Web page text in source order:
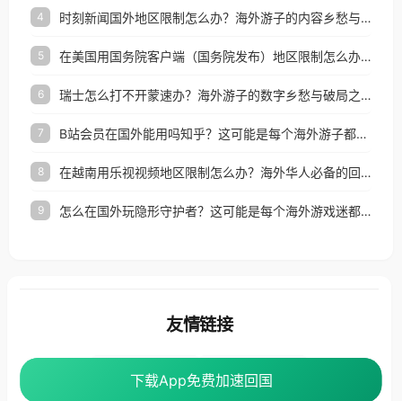
4 时刻新闻国外地区限制怎么办？海外游子的内容乡愁与破局之路
5 在美国用国务院客户端（国务院发布）地区限制怎么办？3步解决海外看国内内容难题
6 瑞士怎么打不开蒙速办？海外游子的数字乡愁与破局之路
7 B站会员在国外能用吗知乎？这可能是每个海外游子都问过的问题
8 在越南用乐视视频地区限制怎么办？海外华人必备的回国加速攻略
9 怎么在国外玩隐形守护者？这可能是每个海外游戏迷都问过的问题
下载App免费加速回国
下载App免费加速回国
友情链接